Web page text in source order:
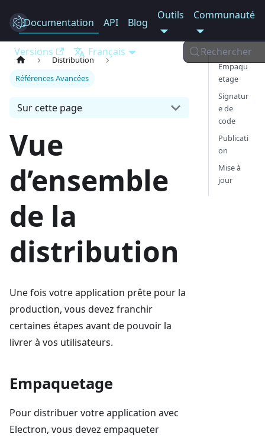
Electron
Documentation API Blog
Outils Communauté
Versions Français Rechercher
Distribution
Références Avancées
Sur cette page
Vue
d’ensemble
de la
distribution
Une fois votre application prête pour la
production, vous devez franchir
certaines étapes avant de pouvoir la
livrer à vos utilisateurs.
Empaquetage
Pour distribuer votre application avec
Electron, vous devez empaqueter
Empaqu
etage
Signatur
e de
code
Publicati
on
Mise à
jour